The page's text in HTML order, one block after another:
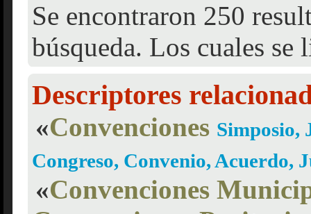
Se encontraron 250
búsqueda. Los cuales se
Descriptores
«Convenciones Simposio,
Congreso, Convenio, Acuerdo,
«Convenciones